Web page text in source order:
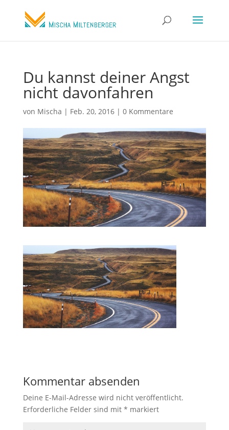
Du kannst deiner Angst
nicht davonfahren
von Mischa | Feb. 20, 2016| 0 Kommentare
Kommentar absenden
Deine E-Mail-Adresse wird nicht veröffentlicht.
Erforderliche Felder sind mit * markiert